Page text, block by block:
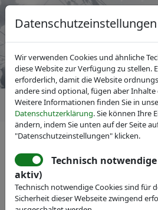
IVAM Fachverband für
Veranstaltungen
Datenschutzeinstellungen
Wir verwenden Cookies und ähnliche
diese Website zur Verfügung zu stellen.
erforderlich, damit die Website
andere sind optional, fügen aber
Weitere Informationen finden Sie in
Datenschutzerklärung. Sie können Ihre
ändern, indem Sie unten auf der Seite
"Datenschutzeinstellungen" klicken.
Technisch
aktiv)
Technisch notwendige Cookies sind für
Sicherheit dieser Webseite zwingend